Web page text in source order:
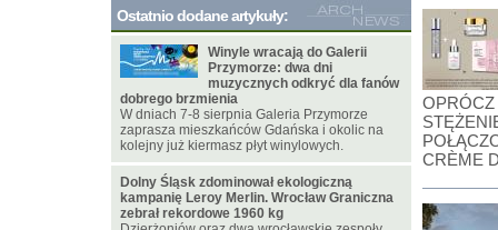
CRÈME
Ostatnio dodane artykuły:
Winyle wracają do Galerii
Przymorze: dwa dni
muzycznych odkryć dla fanów
dobrego brzmienia
W dniach 7-8 sierpnia Galeria Przymorze
zaprasza mieszkańców Gdańska i okolic na
kolejny już kiermasz płyt winylowych.
Dolny Śląsk zdominował ekologiczną
kampanię Leroy Merlin. Wrocław Graniczna
zebrał rekordowe 1960 kg